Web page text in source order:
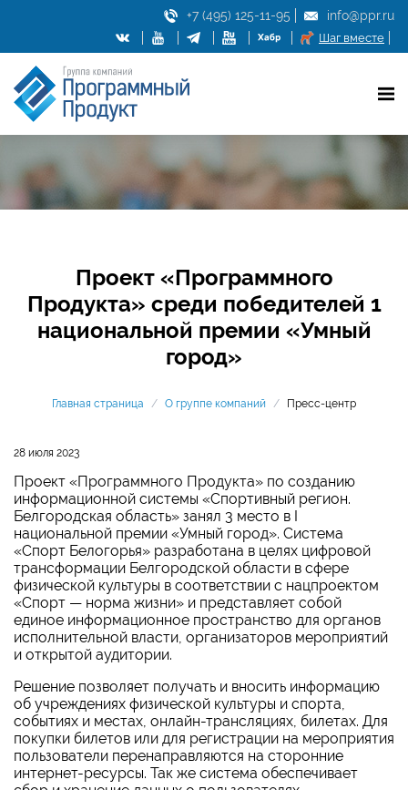
+7 (495) 125-11-95 info@ppr.ru
Шаг вместе
Проект «Программного
Продукта» среди победителей 1
национальной премии «Умный
город»
Главная страница / О группе компаний / Пресс-центр
28 июля 2023
Проект «Программного Продукта» по созданию
информационной системы «Спортивный регион.
Белгородская область» занял 3 место в I
национальной премии «Умный город». Система
«Спорт Белогорья» разработана в целях цифровой
трансформации Белгородской области в сфере
физической культуры в соответствии с нацпроектом
«Спорт — норма жизни» и представляет собой
единое информационное пространство для органов
исполнительной власти, организаторов мероприятий
и открытой аудитории.
Решение позволяет получать и вносить информацию
об учреждениях физической культуры и спорта,
событиях и местах, онлайн-трансляциях, билетах. Для
покупки билетов или для регистрации на мероприятия
пользователи перенаправляются на сторонние
интернет-ресурсы. Так же система обеспечивает